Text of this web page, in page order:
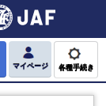
マイページ 各種手続き